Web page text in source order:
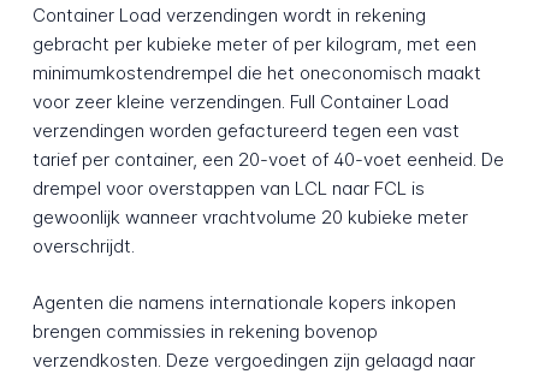
Container Load verzendingen wordt in rekening
gebracht per kubieke meter of per kilogram, met een
minimumkostendrempel die het oneconomisch maakt
voor zeer kleine verzendingen. Full Container Load
verzendingen worden gefactureerd tegen een vast
tarief per container, een 20-voet of 40-voet eenheid. De
drempel voor overstappen van LCL naar FCL is
gewoonlijk wanneer vrachtvolume 20 kubieke meter
overschrijdt.
Agenten die namens internationale kopers inkopen
brengen commissies in rekening bovenop
verzendkosten. Deze vergoedingen zijn gelaagd naar